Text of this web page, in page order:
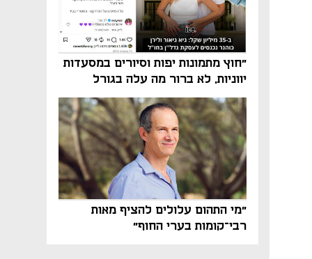
"חוץ מתמונות יפות וסיורים במסעדות
יווניות, לא ברור מה עלה בגורל
פרויקט הנדל"ן"
"מי התהום עלולים להציף מאות
רבי־קומות בערי החוף"